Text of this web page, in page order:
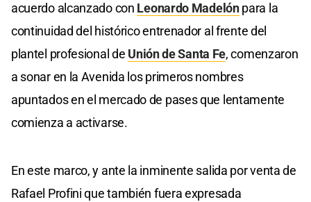
acuerdo alcanzado con Leonardo Madelónpara la
continuidad del histórico entrenador al frente del
plantel profesional de Unión de Santa Fe, comenzaron
a sonar en la Avenida los primeros nombres
apuntados en el mercado de pases que lentamente
comienza a activarse.
En este marco, y ante la inminente salida por venta de
Rafael Profini que también fuera expresada